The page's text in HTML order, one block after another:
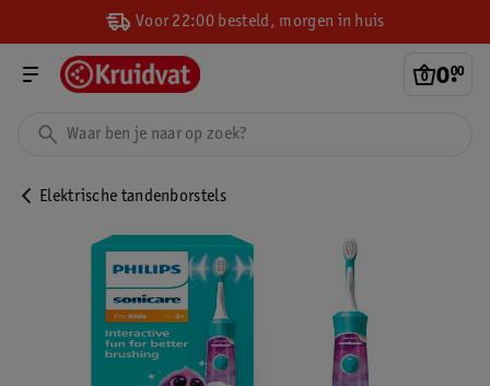
Voor 22:00 besteld, morgen in huis
0.
00
Elektrische tandenborstels